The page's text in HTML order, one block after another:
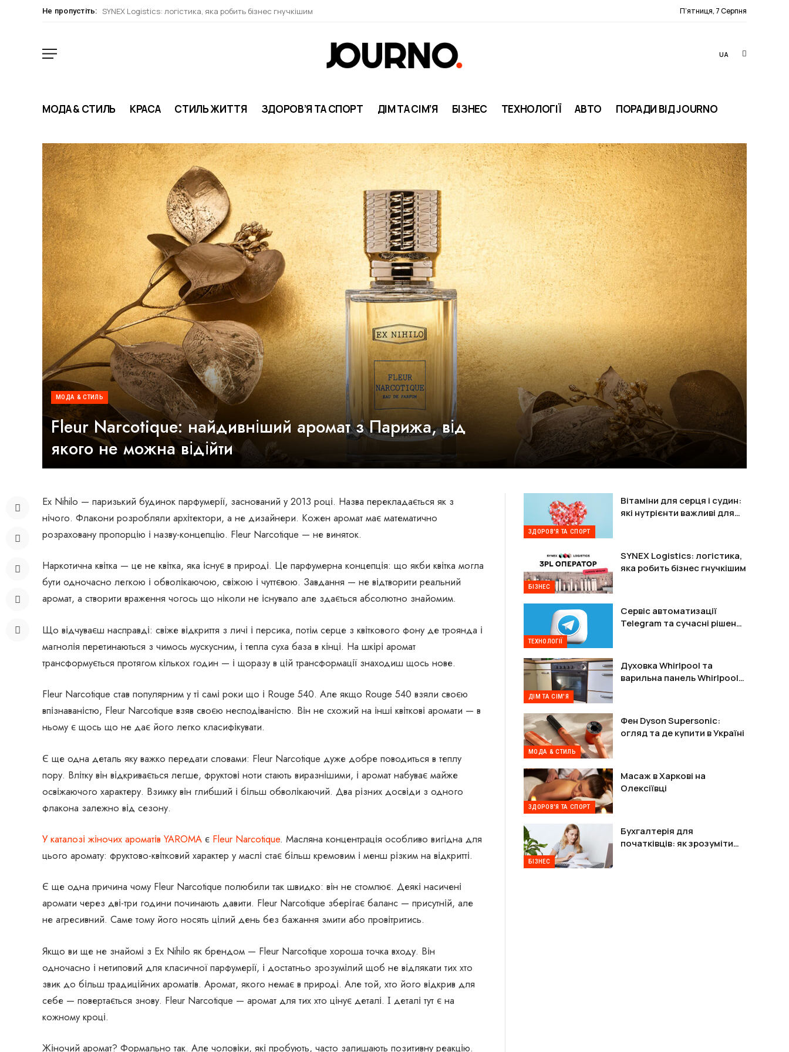
Не пропустіть: SYNEX Logistics: логістика, яка робить бізнес гнучкішим П’ятниця, 7 Серпня
UA
МОДА & СТИЛЬ КРАСА СТИЛЬ ЖИТТЯ ЗДОРОВ’Я ТА СПОРТ ДІМ ТА СІМ’Я БІЗНЕС ТЕХНОЛОГІЇ АВТО ПОРАДИ ВІД JOURNO
МОДА & СТИЛЬ
Fleur Narcotique: найдивніший аромат з Парижа, від
якого не можна відійти
Ex Nihilo — паризький будинок парфумерії, заснований у 2013 році. Назва перекладається як з
нічого. Флакони розробляли архітектори, а не дизайнери. Кожен аромат має математично
розраховану пропорцію і назву-концепцію. Fleur Narcotique — не виняток.
Наркотична квітка — це не квітка, яка існує в природі. Це парфумерна концепція: що якби квітка могла
бути одночасно легкою і обволікаючою, свіжою і чуттєвою. Завдання — не відтворити реальний
аромат, а створити враження чогось що ніколи не існувало але здається абсолютно знайомим.
Що відчуваєш насправді: свіже відкриття з личі і персика, потім серце з квіткового фону де троянда і
магнолія перетинаються з чимось мускусним, і тепла суха база в кінці. На шкірі аромат
трансформується протягом кількох годин — і щоразу в цій трансформації знаходиш щось нове.
Fleur Narcotique став популярним у ті самі роки що і Rouge 540. Але якщо Rouge 540 взяли своєю
впізнаваністю, Fleur Narcotique взяв своєю несподіваністю. Він не схожий на інші квіткові аромати — в
ньому є щось що не дає його легко класифікувати.
Є ще одна деталь яку важко передати словами: Fleur Narcotique дуже добре поводиться в теплу
пору. Влітку він відкривається легше, фруктові ноти стають виразнішими, і аромат набуває майже
освіжаючого характеру. Взимку він глибший і більш обволікаючий. Два різних досвіди з одного
флакона залежно від сезону.
У каталозі жіночих ароматів YAROMA є Fleur Narcotique. Масляна концентрація особливо вигідна для
цього аромату: фруктово-квітковий характер у маслі стає більш кремовим і менш різким на відкритті.
Є ще одна причина чому Fleur Narcotique полюбили так швидко: він не стомлює. Деякі насичені
аромати через дві-три години починають давити. Fleur Narcotique зберігає баланс — присутній, але
не агресивний. Саме тому його носять цілий день без бажання змити або провітритись.
Якщо ви ще не знайомі з Ex Nihilo як брендом — Fleur Narcotique хороша точка входу. Він
одночасно і нетиповий для класичної парфумерії, і достатньо зрозумілий щоб не відлякати тих хто
звик до більш традиційних ароматів. Аромат, якого немає в природі. Але той, хто його відкрив для
себе — повертається знову. Fleur Narcotique — аромат для тих хто цінує деталі. І деталі тут є на
кожному кроці.
Жіночий аромат? Формально так. Але чоловіки, які пробують, часто залишають позитивну реакцію.
ЗДОРОВ'Я ТА СПОРТ
Вітаміни для серця і судин:
які нутрієнти важливі для
БІЗНЕС
SYNEX Logistics: логістика,
яка робить бізнес гнучкішим
ТЕХНОЛОГІЇ
Сервіс автоматизації
Telegram та сучасні рішення
ДІМ ТА СІМ'Я
Духовка Whirlpool та
варильна панель Whirlpool:
МОДА & СТИЛЬ
Фен Dyson Supersonic:
огляд та де купити в Україні
ЗДОРОВ'Я ТА СПОРТ
Масаж в Харкові на
Олексіївці
БІЗНЕС
Бухгалтерія для
початківців: як зрозуміти